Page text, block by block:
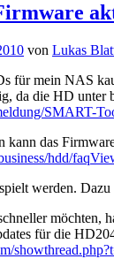
von Lukas
für mein NAS
da die HD unter
SMART-
das
hdd/
werden.
für die